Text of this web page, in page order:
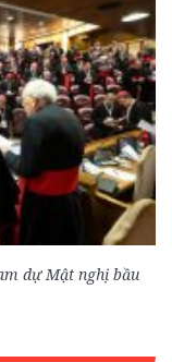
dự Mật nghị bầu